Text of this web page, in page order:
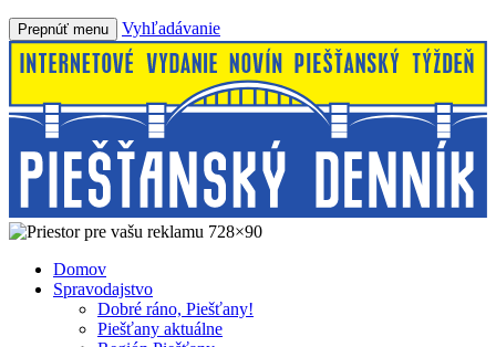
Prepnúť menu Vyhľadávanie
Domov
Spravodajstvo
Dobré ráno, Piešťany!
Piešťany aktuálne